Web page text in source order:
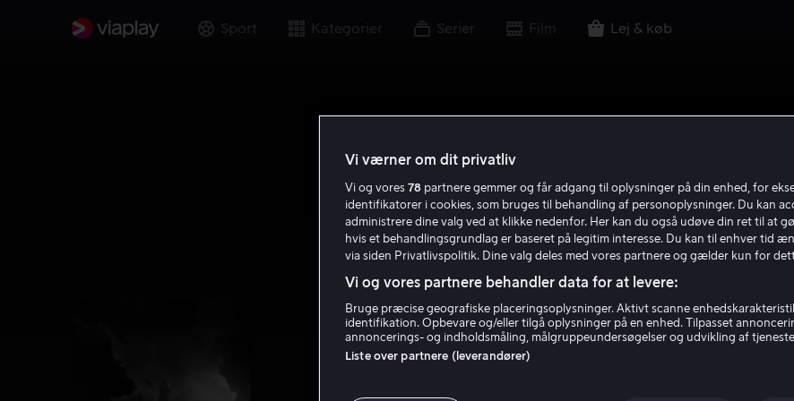
Sport Kategorier Serier Film Lej & køb
Vi værner om dit privatliv
Vi og vores 78 partnere gemmer og får adgang til oplysninger på din enhed, for
identifikatorer i cookies, som bruges til behandling af personoplysninger. Du kan
administrere dine valg ved at klikke nedenfor. Her kan du også udøve din ret til at
hvis et behandlingsgrundlag er baseret på legitim interesse. Du kan til enhver tid
via siden Privatlivspolitik. Dine valg deles med vores partnere og gælder kun for
Vi og vores partnere behandler data for at levere:
Bruge præcise geografiske placeringsoplysninger. Aktivt scanne
identifikation. Opbevare og/eller tilgå oplysninger på en enhed. Tilpasset
annoncerings- og indholdsmåling, målgruppeundersøgelser og udvikling af
Liste over partnere (leverandører)